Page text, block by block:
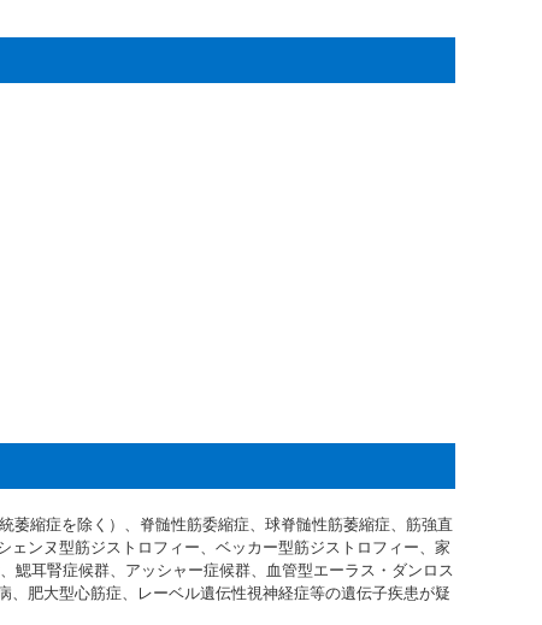
萎縮症を除く）、脊髄性筋委縮症、球脊髄性筋萎縮症、筋強直
ンヌ型筋ジストロフィー、ベッカー型筋ジストロフィー、家
鰓耳腎症候群、アッシャー症候群、血管型エーラス・ダンロス
肥大型心筋症、レーベル遺伝性視神経症等の遺伝子疾患が疑